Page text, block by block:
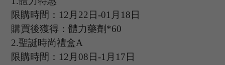
限購時間： 12 月 22 日-01 月 18 日
購買後獲得：體力藥劑 *60
2.聖誕時尚禮盒A
限購時間： 12 月08 日-1 月 17 日